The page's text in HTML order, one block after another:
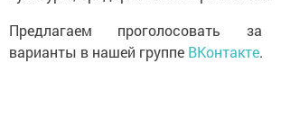
Предлагаем проголосовать за
варианты в нашей группе ВКонтакте.